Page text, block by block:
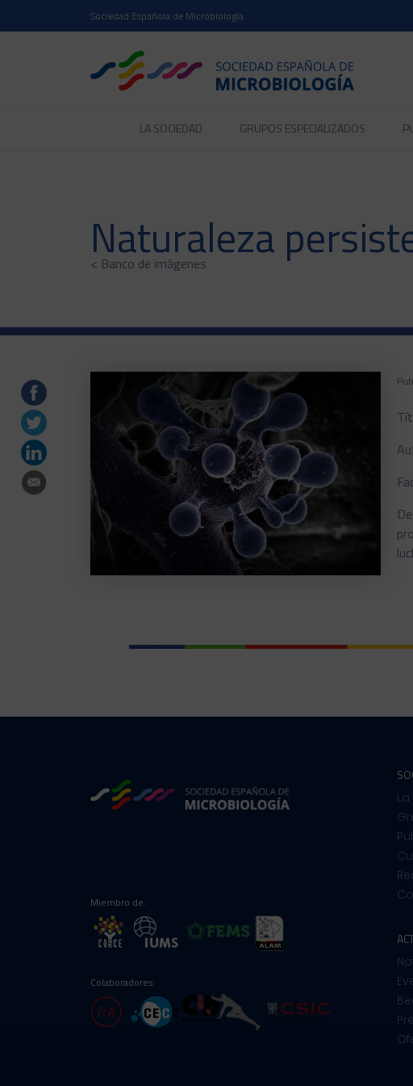
Sociedad Española de Microbiología
LA SOCIEDAD GRUPOS ESPECIALIZADOS
Naturaleza
< Banco de imágenes
Miembro de:
Colaboradores: